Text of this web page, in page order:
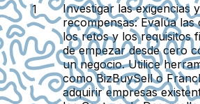
Investigar las exigencias
recompensas: Evalúa las
los retos y los requisitos
de empezar desde cero
un negocio. Utilice
como BizBuySell o
adquirir empresas